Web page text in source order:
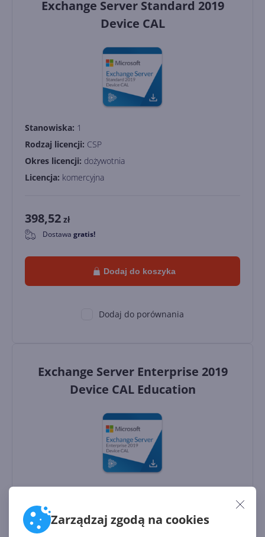
Zarządzaj zgodą na cookies
Exchange Server Standard 2019
Device CAL
Stanowiska: 1
Rodzaj licencji: CSP
Okres licencji: dożywotnia
Licencja: komercyjna
398,52 zł
0 Dostawa gratis!
Dodaj do koszyka
Dodaj do porównania
Exchange Server Enterprise 2019
Device CAL Education
Rodzaj licencji:
Okres licencji:dożywotnia